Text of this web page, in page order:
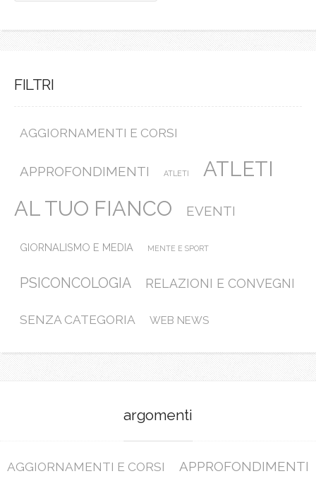
FILTRI
AGGIORNAMENTI E CORSI
APPROFONDIMENTI ATLETI
ATLETI
AL TUO FIANCO
EVENTI
GIORNALISMO E MEDIA MENTE E SPORT
PSICONCOLOGIA RELAZIONI E CONVEGNI
SENZA CATEGORIA WEB NEWS
argomenti
AGGIORNAMENTI E CORSI APPROFONDIMENTI